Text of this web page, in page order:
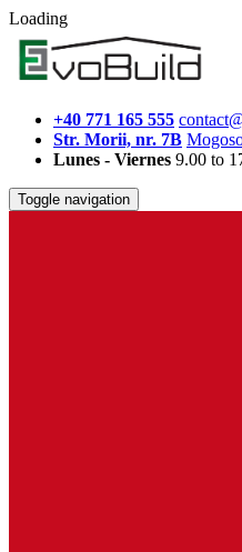
Loading
+40 771 165 555
Str. Morii, nr. 7B
Lunes - Viernes 9.00 to
Toggle navigation